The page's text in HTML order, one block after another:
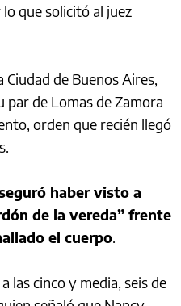
que solicitó al juez
de Buenos Aires,
de Lomas de Zamora
orden que recién llegó
haber visto a
de la vereda” frente
el cuerpo.
las cinco y media, seis de